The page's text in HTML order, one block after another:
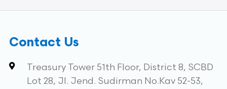
Contact Us
Treasury Tower 51th Floor, District 8, SCBD
Lot 28, Jl. Jend. Sudirman No.Kav 52-53,